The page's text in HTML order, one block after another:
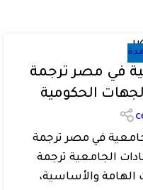
في مصر ترجمة
الحكومية
في مصر ترجمة
الجامعية ترجمة
والأساسية،